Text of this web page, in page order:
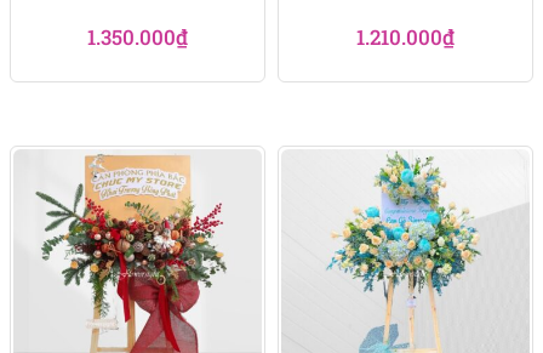
1.350.000₫ 1.210.000₫